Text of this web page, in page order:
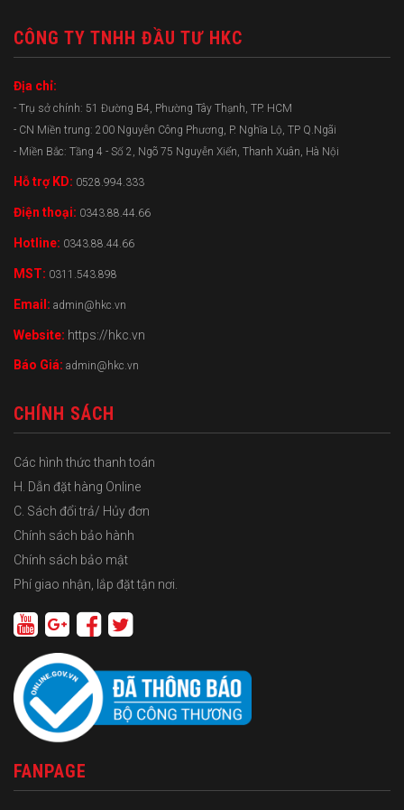
CÔNG TY TNHH ĐẦU TƯ HKC
Địa chỉ:
- Trụ sở chính: 51 Đường B4, Phường Tây Thạnh, TP. HCM
- CN Miền trung: 200 Nguyễn Công Phương, P. Nghĩa Lộ, TP Q.Ngãi
- Miền Bắc: Tầng 4 - Số 2, Ngõ 75 Nguyễn Xiển, Thanh Xuân, Hà Nội
Hỗ trợ KD: 0528.994.333
Điện thoại: 0343.88.44.66
Hotline: 0343.88.44.66
MST: 0311.543.898
Email: admin@hkc.vn
Website: https://hkc.vn
Báo Giá: admin@hkc.vn
CHÍNH SÁCH
Các hình thức thanh toán
H. Dẫn đặt hàng Online
C. Sách đổi trả/ Hủy đơn
Chính sách bảo hành
Chính sách bảo mật
Phí giao nhận, lắp đặt tận nơi.
FANPAGE